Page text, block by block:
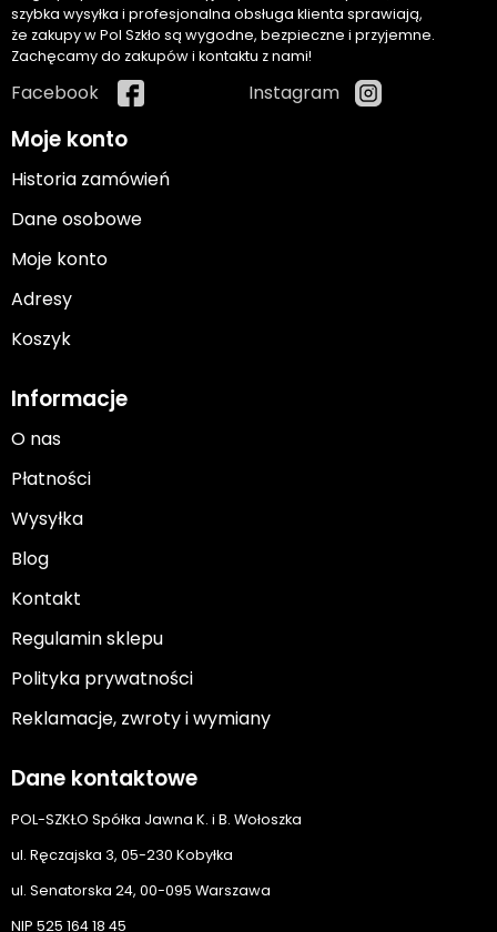
szybka wysyłka i profesjonalna obsługa klienta sprawiają,
że zakupy w Pol Szkło są wygodne, bezpieczne i przyjemne.
Zachęcamy do zakupów i kontaktu z nami!
Facebook Instagram
Moje konto
Historia zamówień
Dane osobowe
Moje konto
Adresy
Koszyk
Informacje
O nas
Płatności
Wysyłka
Blog
Kontakt
Regulamin sklepu
Polityka prywatności
Reklamacje, zwroty i wymiany
Dane kontaktowe
POL-SZKŁO Spółka Jawna K. i B. Wołoszka
ul. Ręczajska 3, 05-230 Kobyłka
ul. Senatorska 24, 00-095 Warszawa
NIP 525 164 18 45